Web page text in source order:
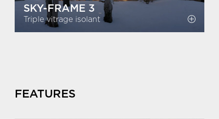
SKY-FRAME 3
Triple vitrage isolant
FEATURES